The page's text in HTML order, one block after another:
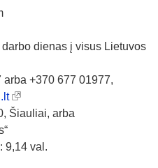
dienas į visus Lietuvos
arba +370 677 01977,
Šiauliai, arba
9,14 val.